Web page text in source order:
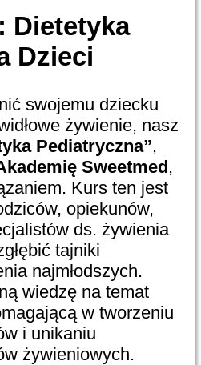
Dietetyka
Dzieci
swojemu dziecku
żywienie, nasz
Pediatryczna”,
Sweetmed,
Kurs ten jest
opiekunów,
ds. żywienia
tajniki
najmłodszych.
wiedzę na temat
w tworzeniu
i unikaniu
żywieniowych.